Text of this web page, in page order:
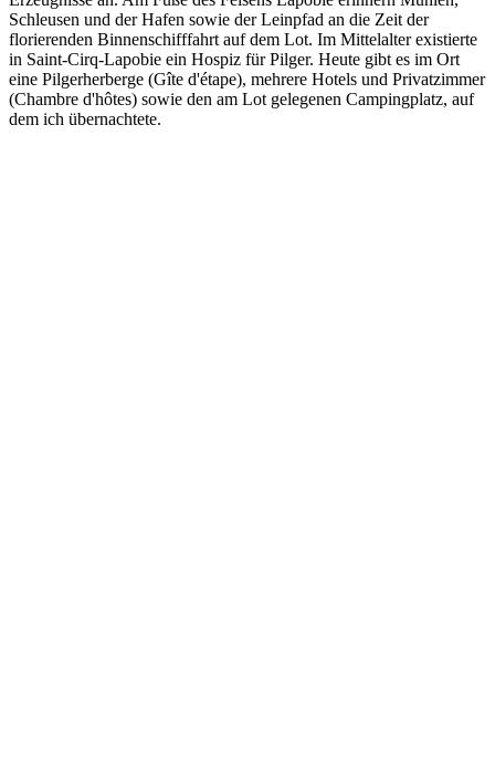
Schleusen und der Hafen sowie der Leinpfad an die Zeit der
florierenden Binnenschifffahrt auf dem Lot. Im Mittelalter existierte
in Saint-Cirq-Lapobie ein Hospiz für Pilger. Heute gibt es im Ort
eine Pilgerherberge (Gîte d'étape), mehrere Hotels und Privatzimmer
(Chambre d'hôtes) sowie den am Lot gelegenen Campingplatz, auf
dem ich übernachtete.